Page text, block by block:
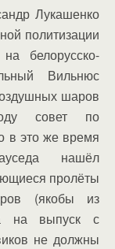
Лукашенко
политизации
белорусско-
Вильнюс
шаров
совет по
в это же время
нашёл
пролёты
(якобы из
на выпуск с
не должны